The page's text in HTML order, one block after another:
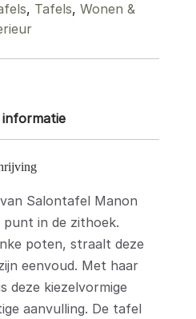
, Tafels, Wonen &
informatie
Salontafel Manon
in de zithoek.
poten, straalt deze
eenvoud. Met haar
deze kiezelvormige
aanvulling. De tafel